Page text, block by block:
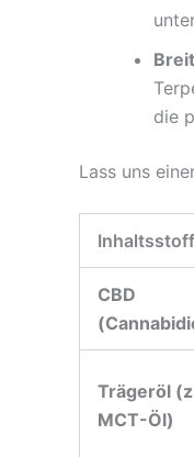
die
Lass uns
Inhaltsstoff
CBD
Trägeröl
MCT-Öl)